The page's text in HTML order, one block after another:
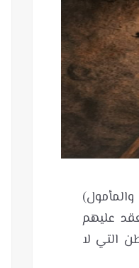
عليهم
التي لا